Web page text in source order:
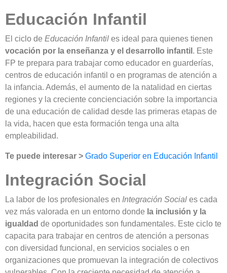
Educación Infantil
El ciclo de Educación Infantil es ideal para quienes tienen
vocación por la enseñanza y el desarrollo infantil . Este
FP te prepara para trabajar como educador en guarderías,
centros de educación infantil o en programas de atención a
la infancia. Además, el aumento de la natalidad en ciertas
regiones y la creciente concienciación sobre la importancia
de una educación de calidad desde las primeras etapas de
la vida, hacen que esta formación tenga una alta
empleabilidad.
Te puede interesar > Grado Superior en Educación Infantil
Integración Social
La labor de los profesionales en Integración Social es cada
vez más valorada en un entorno donde la inclusión y la
igualdad de oportunidades son fundamentales. Este ciclo te
capacita para trabajar en centros de atención a personas
con diversidad funcional, en servicios sociales o en
organizaciones que promuevan la integración de colectivos